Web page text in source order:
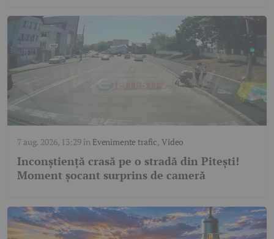
7 aug. 2026, 13:29în Evenimente trafic,Video
Inconștiență crasă pe o stradă din Pitești!
Moment șocant surprins de cameră